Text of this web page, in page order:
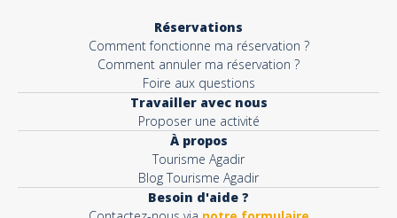
Réservations
Comment fonctionne ma réservation ?
Comment annuler ma réservation ?
Foire aux questions
Travailler avec nous
Proposer une activité
À propos
Tourisme Agadir
Blog Tourisme Agadir
Besoin d'aide ?